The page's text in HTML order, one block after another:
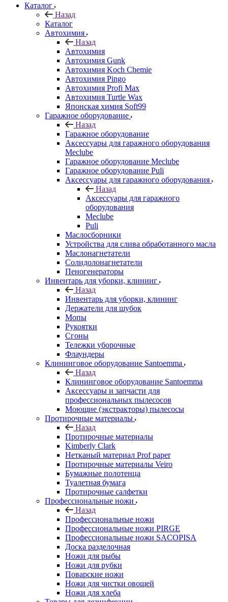
Каталог
Назад
Каталог
Автохимия
Назад
Автохимия
Автохимия Gunk
Автохимия Koch Chemie
Автохимия Pingo
Автохимия Profi Max
Автохимия Turtle Wax
Японская химия Soft99
Гаражное оборудование
Назад
Гаражное оборудование
Аксессуары для гаражного оборудования
Meclube
Гаражное оборудование Meclube
Гаражное оборудование Puli
Аксессуары для гаражного оборудования
Назад
Аксессуары для гаражного
оборудования
Meclube
Puli
Маслосборники
Устройства для слива обработанного масла
Маслонагнетатели
Солидолонагнетатели
Пеногенераторы
Инвентарь для уборки, клининг
Назад
Инвентарь для уборки, клининг
Держатели для шубок
Мопы
Рукоятки
Сгоны
Тележки уборочные
Флаундеры
Клининговое оборудование Santoemma
Назад
Клининговое оборудование Santoemma
Аксессуары и запчасти для
профессиональных пылесосов
Моющие (экстракторы) пылесосы
Протирочные материалы
Назад
Протирочные материалы
Kimberly Clark
Нетканый материал Prof paper
Протирочные материалы Veiro
Бумажные полотенца
Туалетная бумага
Протирочные салфетки
Профессиональные ножи
Назад
Профессиональные ножи
Профессиональные ножи PIRGE
Профессиональные ножи SACOPISA
Доска разделочная
Ножи для рыбы
Ножи для рубки
Поварские ножи
Ножи для чистки овощей
Ножи для хлеба